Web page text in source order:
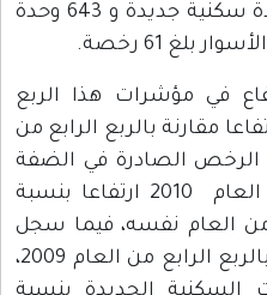
وحدة سكنية، منها 2,127 وحدة سكنية جديدة و 643 وحدة
بلغ 61 رخصة.
في مؤشرات هذا الربع
بالربع الثالث 2010 وارتفاعا مقارنة بالربع الرابع من
عدد الرخص الصادرة في الضفة
الغربية في الربع الرابع من العام 2010 ارتفاعا بنسبة
من العام نفسه، فيما سجل
ارتفاعا بنسبة 2.0 % مقارنة بالربع الرابع من العام 2009،